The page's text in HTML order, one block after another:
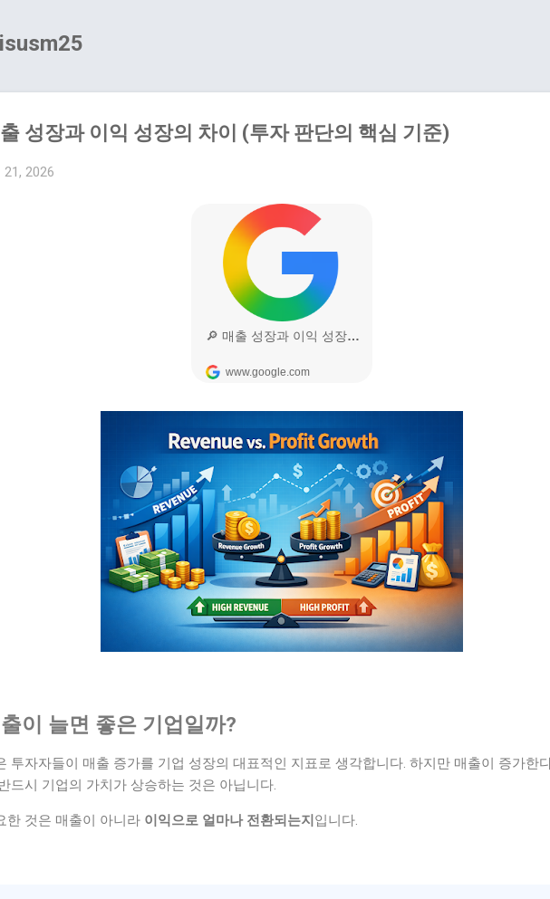
성장과 이익 성장의 차이 (투자 판단의 핵심 기준)
21, 2026
이 늘면 좋은 기업일까?
투자자들이 매출 증가를 기업 성장의 대표적인 지표로 생각합니다. 하지만 매출이 증가한
드시 기업의 가치가 상승하는 것은 아닙니다.
한 것은 매출이 아니라 이익으로 얼마나 전환되는지 입니다.